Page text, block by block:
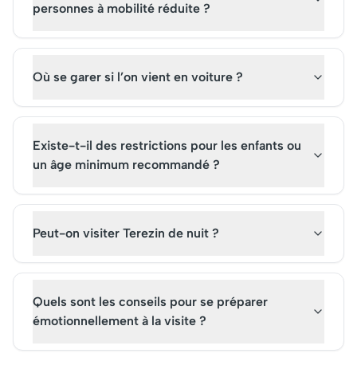
personnes à mobilité réduite ?
Où se garer si l’on vient en voiture ?
Existe-t-il des restrictions pour les enfants ou
un âge minimum recommandé ?
Peut-on visiter Terezin de nuit ?
Quels sont les conseils pour se préparer
émotionnellement à la visite ?